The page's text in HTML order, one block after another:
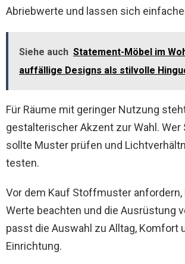
Abriebwerte und lassen sich
Siehe auch Statement-Möbel im
auffällige Designs als stilvolle
Für Räume mit geringer Nutzung
gestalterischer Akzent zur Wahl. Wer
sollte Muster prüfen und
testen.
Vor dem Kauf Stoffmuster anfordern,
Werte beachten und die Ausrüstung
passt die Auswahl zu Alltag, Komfort
Einrichtung.